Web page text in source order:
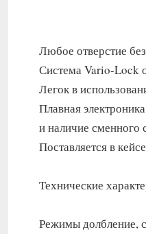
Любое отверстие
Система Vario-Lock
Легок в
Плавная
и наличие сменного
Поставляется в
Технические
Режимы долбление,